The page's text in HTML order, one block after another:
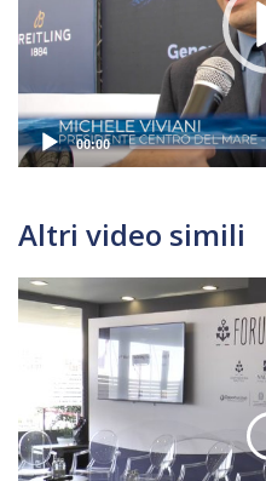
00:00
Altri video simili